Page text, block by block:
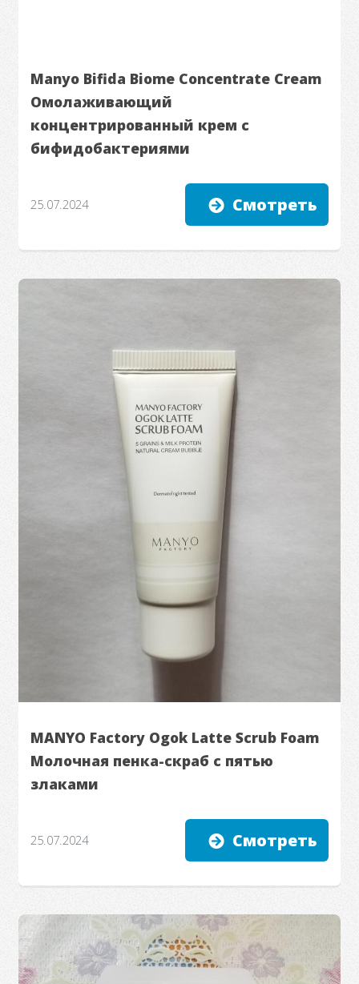
Manyo Bifida Biome Concentrate Cream
Омолаживающий
концентрированный крем с
бифидобактериями
25.07.2024 Смотреть
MANYO Factory Ogok Latte Scrub Foam
Молочная пенка-скраб с пятью
злаками
25.07.2024 Смотреть